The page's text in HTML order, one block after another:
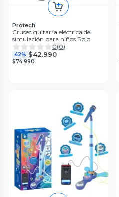
Protech
Crusec guitarra eléctrica de
simulación para niños Rojo
0(0)
42% $42.990
$74.990